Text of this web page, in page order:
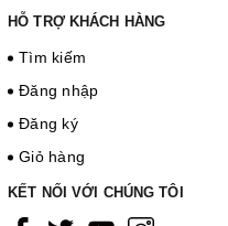
HỖ TRỢ KHÁCH HÀNG
Tìm kiếm
Đăng nhập
Đăng ký
Giỏ hàng
KẾT NỐI VỚI CHÚNG TÔI